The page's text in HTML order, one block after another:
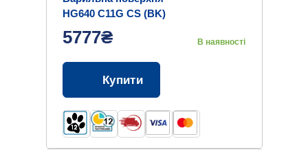
HG640 C11G CS (BK)
5777₴ В наявності
Купити